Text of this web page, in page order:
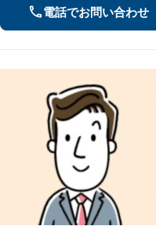
電話でお問い合わせ